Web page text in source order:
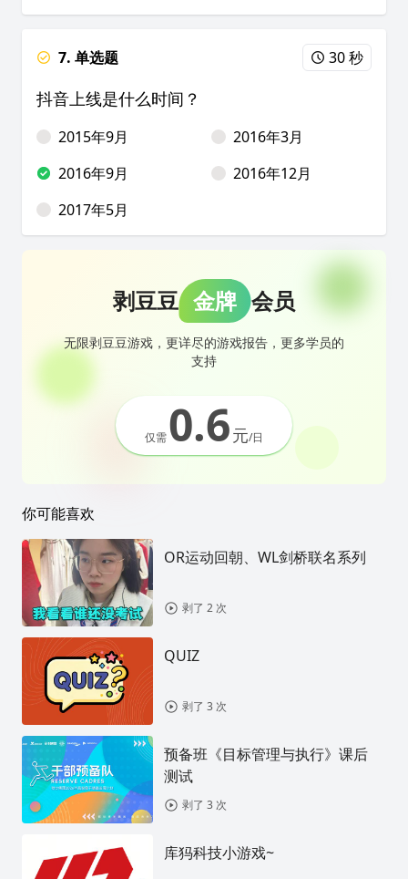
7. 单选题 30 秒
抖音上线是什么时间？
2015年9月
2016年3月
2016年9月
2016年12月
2017年5月
剥豆豆 金牌 会员
无限剥豆豆游戏，更详尽的游戏报告，更多学员的
支持
仅需0.6元/日
你可能喜欢
OR运动回朝、WL剑桥联名系列
剥了 2 次
QUIZ
剥了 3 次
预备班《目标管理与执行》课后
测试
剥了 3 次
库犸科技小游戏~